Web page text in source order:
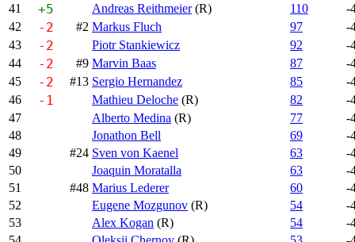
41
+5 Andreas Reithmeier(R) 110
-
42
-2 #2 Markus Fluch 97
-
43
-2 Piotr Stankiewicz 92
-
44
-2 #9 Marvin Baas 87
-
45
-2 #13 Sergio Hernandez 85
-
46
-1 Mathieu Deloche (R) 82
-
47
Alberto Medina (R) 77
-
48
Jonathon Bell 69
-
49
#24 Sven von Kaenel 63
-
50
Joaquin Moratalla 63
-
51
#48 Marius Lederer 60
-
52
Eugene Mozgunov (R) 54
-
53
Alex Kogan (R) 54
-